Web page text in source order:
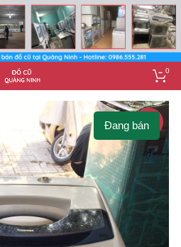
0
-10%
Đang bán